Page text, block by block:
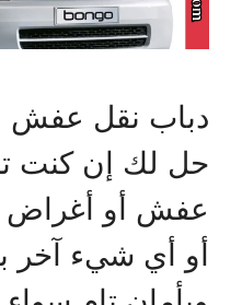
دباب نقل عفش
حل لك إن كنت
عفش أو أغراض
أو أي شيء آخر